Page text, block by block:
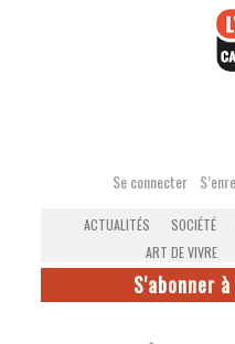
Se connecter
ACTUALITÉS SOCIÉTÉ
ART DE VIVRE
S'abonner